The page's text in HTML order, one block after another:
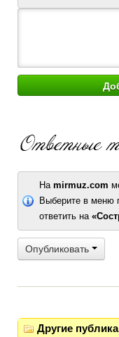
На mirmuz.com
Выберите в меню
ответить на
Опубликовать
Другие